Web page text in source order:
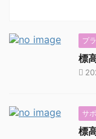
プ
標
サ
標